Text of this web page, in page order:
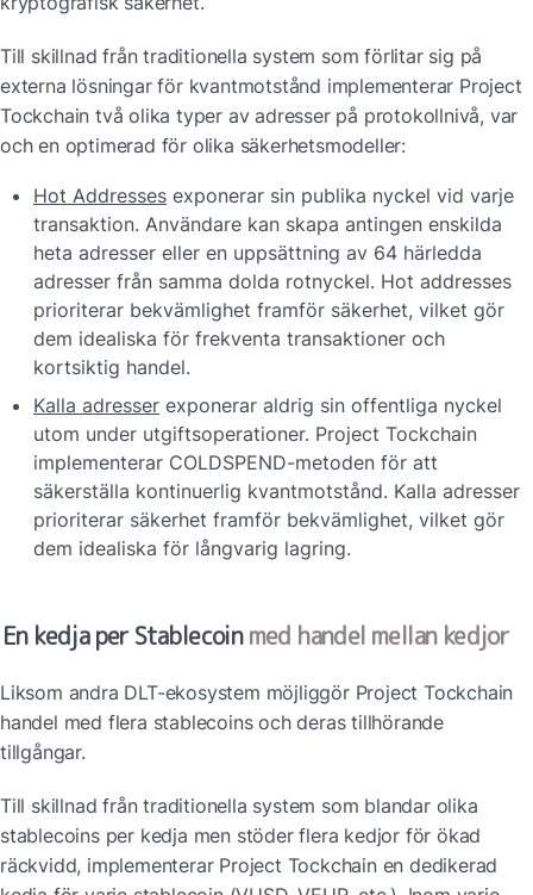
Till skillnad från traditionella system som förlitar sig på
externa lösningar för kvantmotstånd implementerar Project
Tockchain två olika typer av adresser på protokollnivå, var
och en optimerad för olika säkerhetsmodeller:
Hot Addresses exponerar sin publika nyckel vid varje
transaktion. Användare kan skapa antingen enskilda
heta adresser eller en uppsättning av 64 härledda
adresser från samma dolda rotnyckel. Hot addresses
prioriterar bekvämlighet framför säkerhet, vilket gör
dem idealiska för frekventa transaktioner och
kortsiktig handel.
Kalla adresser exponerar aldrig sin offentliga nyckel
utom under utgiftsoperationer. Project Tockchain
implementerar COLDSPEND-metoden för att
säkerställa kontinuerlig kvantmotstånd. Kalla adresser
prioriterar säkerhet framför bekvämlighet, vilket gör
dem idealiska för långvarig lagring.
En kedja per Stablecoin med handel mellan kedjor
Liksom andra DLT-ekosystem möjliggör Project Tockchain
handel med flera stablecoins och deras tillhörande
tillgångar.
Till skillnad från traditionella system som blandar olika
stablecoins per kedja men stöder flera kedjor för ökad
räckvidd, implementerar Project Tockchain en dedikerad